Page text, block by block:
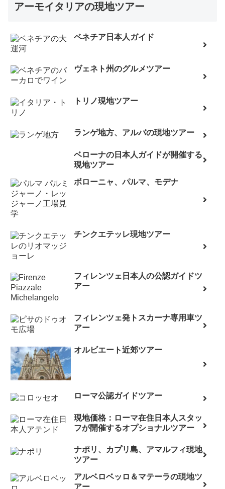
アーモイタリアの現地ツアー
ベネチア日本人ガイド
ヴェネト州のグルメツアー
トリノ現地ツアー
ランゲ地方、アルバの現地ツアー
ベローナの日本人ガイドが開催する
現地ツアー
ボローニャ、パルマ、モデナ
チンクエテッレ現地ツアー
フィレンツェ日本人の公認ガイドツ
アー
フィレンツェ発トスカーナ専用車ツ
アー
オルビエート近郊ツアー
ローマ公認ガイドツアー
現地価格：ローマ在住日本人スタッ
フが開催するオプショナルツアー
ナポリ、カプリ島、アマルフィ現地
ツアー
アルベロベッロ＆マテーラの現地ツ
アー